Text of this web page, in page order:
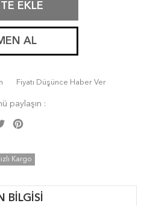
EKLE
AL
Fiyatı Düşünce Haber Ver
paylaşın :
Twitter
Kargo
BILGISI